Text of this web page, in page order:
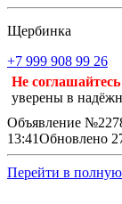
Щербинка
+7 999 908 99 26
Не соглашайтесь
уверены в
Объявление
13:41Обновлено
Перейти в